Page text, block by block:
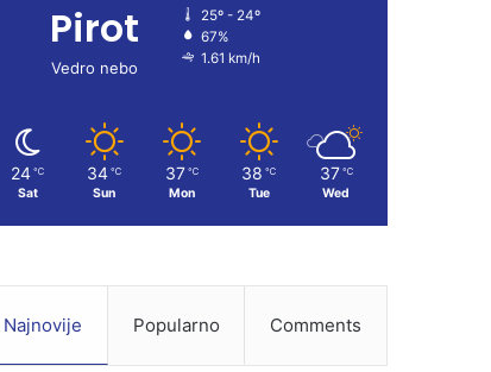
k
Pirot
Vedro nebo
25º - 24º
67%
1.61 km/h
24 ℃
Sat
34 ℃
Sun
37 ℃
Mon
38 ℃
Tue
37 ℃
Wed
Najnovije Popularno Comments